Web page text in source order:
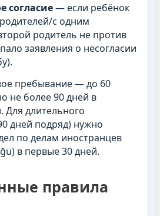
согласие— если ребёнок
с одним
родитель не против
заявления о несогласии
пребывание — до 60
не более 90 дней в
Для длительного
дней подряд) нужно
по делам иностранцев
в первые 30 дней.
правила